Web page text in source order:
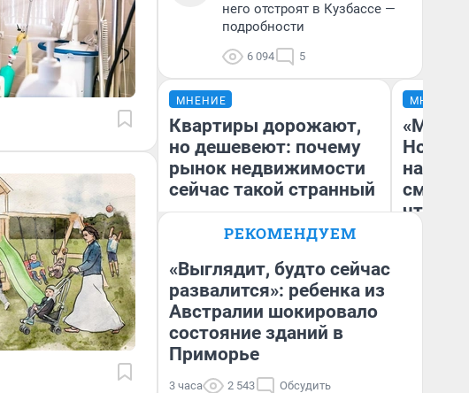
него отстроят в Кузбассе —
подробности
6 094 5
МНЕНИЕ
Квартиры дорожают,
но дешевеют: почему
рынок недвижимости
сейчас такой странный
Екатерина Торопова
директор агентства
недвижимости
МНЕНИЕ
«Мы
чтобы
РЕКОМЕНДУЕМ
«Выглядит, будто сейчас
развалится»: ребенка из
Австралии шокировало
состояние зданий в
Приморье
3 часа 2 543 Обсудить